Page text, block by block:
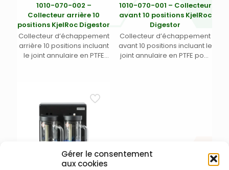
Gérer le consentement
aux cookies
1010-070-002 –
Collecteur arrière 10
positions KjelRoc Digestor
Collecteur d’échappement
arrière 10 positions incluant
le joint annulaire en PTFE
1010-070-001 – Collecteur
avant 10 positions KjelRoc
Digestor
Collecteur d’échappement
avant 10 positions incluant le
joint annulaire en PTFE pour